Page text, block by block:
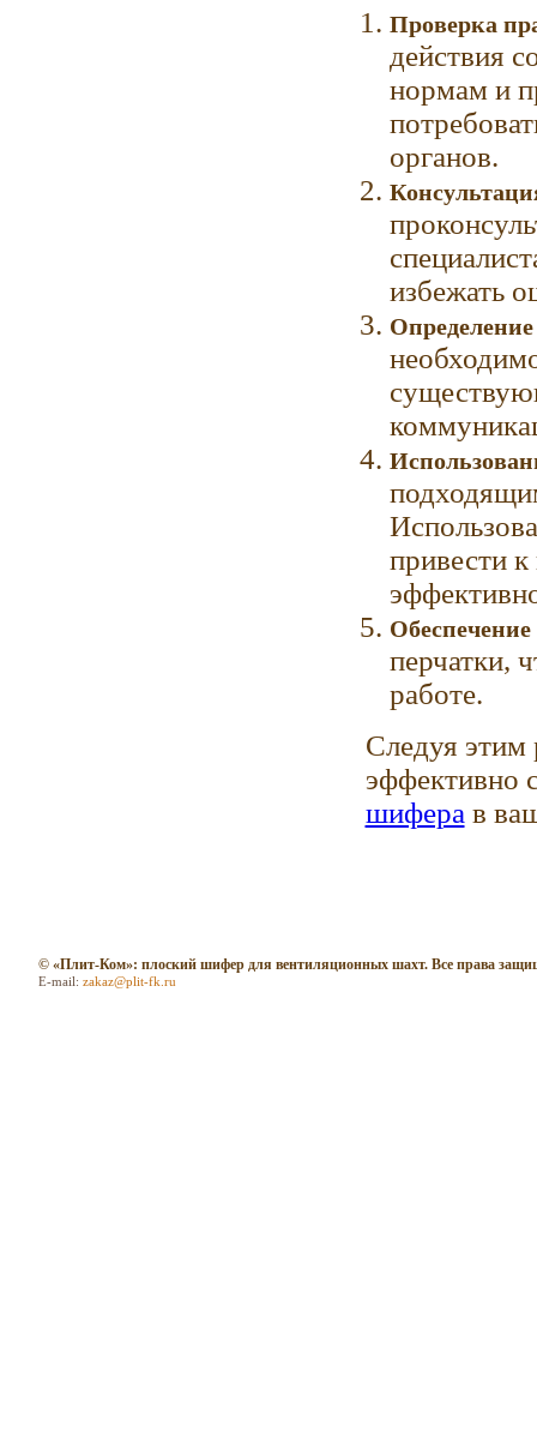
Проверка
действия
нормам и
органов.
избежать
привести
Обеспечение
перчатки,
работе.
Следуя этим
эффективно
шифера в
© «Плит-Ком»: плоский шифер для вентиляционных шахт. Все права
E-mail: zakaz@plit-fk.ru